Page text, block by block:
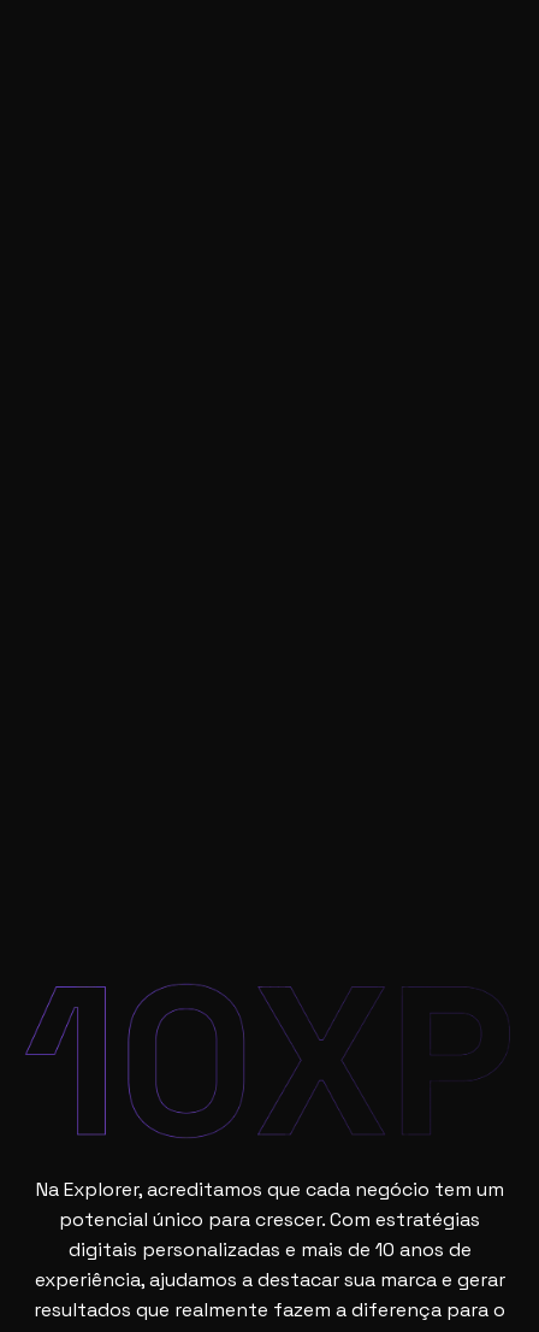
Na Explorer, acreditamos que cada negócio tem um
potencial único para crescer. Com estratégias
digitais personalizadas e mais de 10 anos de
experiência, ajudamos a destacar sua marca e gerar
resultados que realmente fazem a diferença para o